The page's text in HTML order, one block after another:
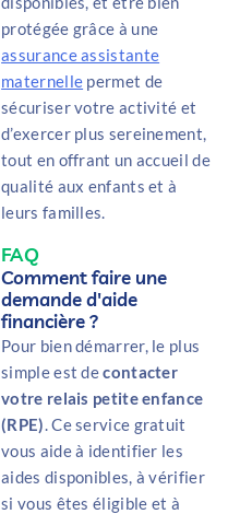
protégée grâce à une
assurance assistante
maternelle permet de
sécuriser votre activité et
d’exercer plus sereinement,
tout en offrant un accueil de
qualité aux enfants et à
leurs familles.
FAQ
Comment faire une
demande d'aide
financière ?
Pour bien démarrer, le plus
simple est decontacter
votre relais petite enfance
(RPE). Ce service gratuit
vous aide à identifier les
aides disponibles, à vérifier
si vous êtes éligible et à